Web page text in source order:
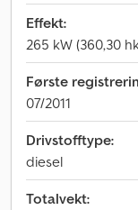
Effekt:
265 kW (360,30
Første
07/2011
Drivstofftype:
diesel
Totalvekt: